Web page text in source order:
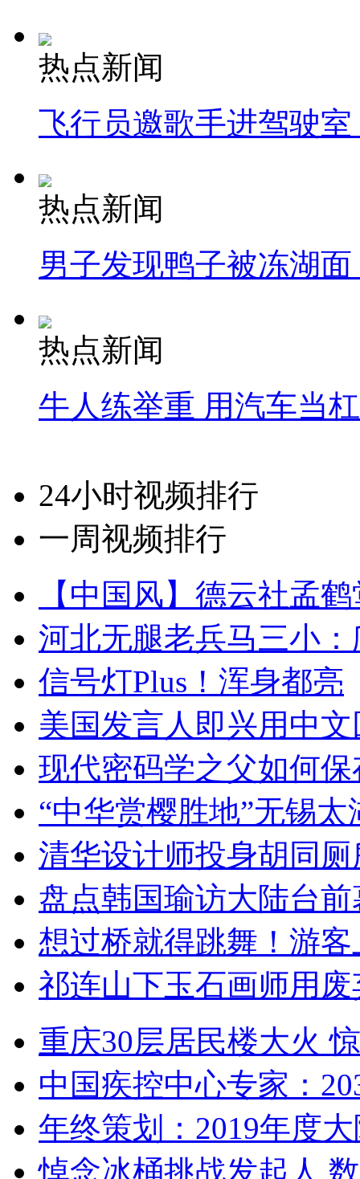
热点新闻
飞行员邀歌手进驾驶
热点新闻
男子发现鸭子被冻湖
热点新闻
牛人练举重 用汽车当
24小时视频排行
一周视频排行
【中国风】德云社孟
河北无腿老兵马三小
信号灯Plus！浑身都亮
美国发言人即兴用中
现代密码学之父如何
“中华赏樱胜地”无锡
清华设计师投身胡同
盘点韩国瑜访大陆台
想过桥就得跳舞！游客
祁连山下玉石画师用
重庆30层居民楼大火
中国疾控中心专家：
年终策划：2019年度
悼念冰桶挑战发起人